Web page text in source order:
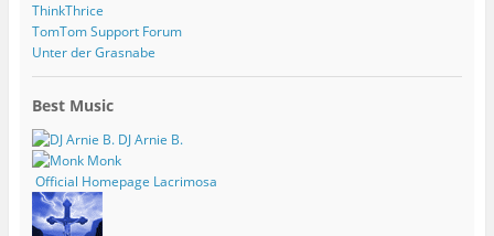
ThinkThrice
TomTom Support Forum
Unter der Grasnabe
Best Music
DJ Arnie B.
Monk
Official Homepage Lacrimosa